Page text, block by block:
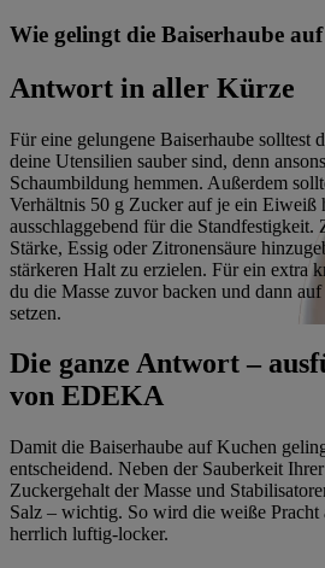
Wie gelingt die Baiserhaube
Antwort in aller Kürze
Für eine gelungene Baiserhaube solltest
deine Utensilien sauber sind, denn
Schaumbildung hemmen. Außerdem
Verhältnis 50 g Zucker auf je ein Eiweiß
ausschlaggebend für die Standfestigkeit.
Stärke, Essig oder Zitronensäure
stärkeren Halt zu erzielen. Für ein extra
du die Masse zuvor backen und dann
setzen.
Die ganze Antwort –
von EDEKA
Damit die Baiserhaube auf Kuchen
entscheidend. Neben der Sauberkeit
Zuckergehalt der Masse und
Salz – wichtig. So wird die weiße Pracht
herrlich luftig-locker.